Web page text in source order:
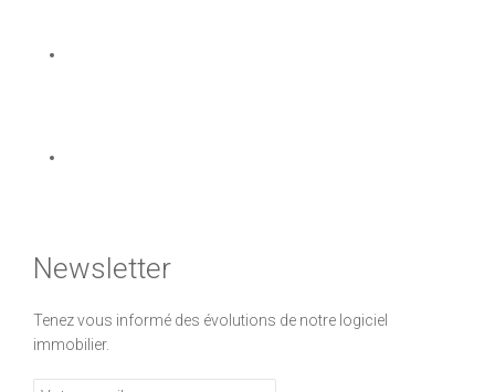
Newsletter
Tenez vous informé des évolutions de notre logiciel
immobilier.